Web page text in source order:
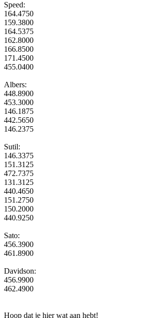
Speed:
164.4750
159.3800
164.5375
162.8000
166.8500
171.4500
455.0400
Albers:
448.8900
453.3000
146.1875
442.5650
146.2375
Sutil:
146.3375
151.3125
472.7375
131.3125
440.4650
151.2750
150.2000
440.9250
Sato:
456.3900
461.8900
Davidson:
456.9900
462.4900
Hoop dat je hier wat aan hebt!